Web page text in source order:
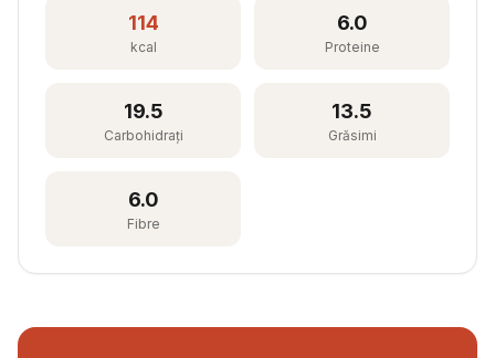
114
kcal
6.0
Proteine
19.5
Carbohidrați
13.5
Grăsimi
6.0
Fibre